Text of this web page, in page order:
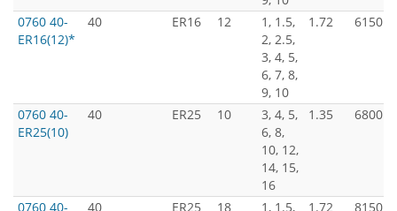
0760 40-
ER16(12)*
40 ER16 12
1, 1.5,
2, 2.5,
3, 4, 5,
6, 7, 8,
9, 10
1.72 6150
0760 40-
ER25(10)
40 ER25 10
3, 4, 5,
6, 8,
10, 12,
14, 15,
16
1.35 6800
0760 40-
40 ER25 18
1, 1.5,
1.72 8150